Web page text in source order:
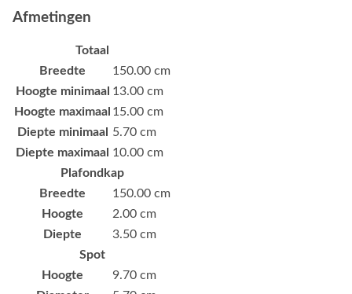
Afmetingen
Totaal
Breedte
150.00 cm
Hoogte minimaal 13.00 cm
Hoogte maximaal 15.00 cm
Diepte minimaal
5.70 cm
Diepte maximaal 10.00 cm
Plafondkap
Breedte
150.00 cm
Hoogte
2.00 cm
Diepte
3.50 cm
Spot
Hoogte
9.70 cm